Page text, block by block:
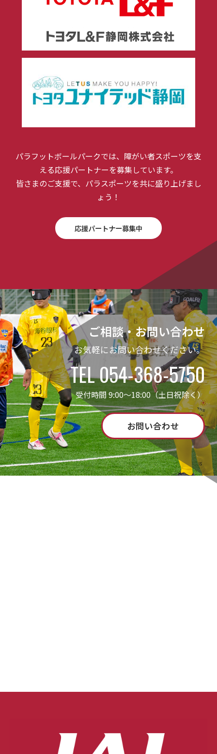
パラフットボールパークでは、障がい者スポーツを支
える応援パートナーを募集しています。
皆さまのご支援で、パラスポーツを共に盛り上げまし
ょう！
応援パートナー募集中
ご相談・お問い合わせ
お気軽にお問い合わせください。
TEL 054-368-5750
受付時間 9:00～18:00（土日祝除く）
お問い合わせ